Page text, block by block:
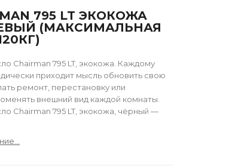
795 LT ЭКОКОЖА
(МАКСИМАЛЬНАЯ
Chairman 795 LT, экокожа. Каждому
приходит мысль обновить свою
ремонт, перестановку или
внешний вид каждой комнаты.
Chairman 795 LT, экокожа, чёрный —